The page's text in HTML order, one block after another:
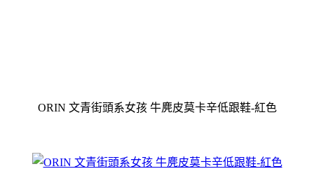
ORIN 文青街頭系女孩 牛麂皮莫卡辛低跟鞋-紅色